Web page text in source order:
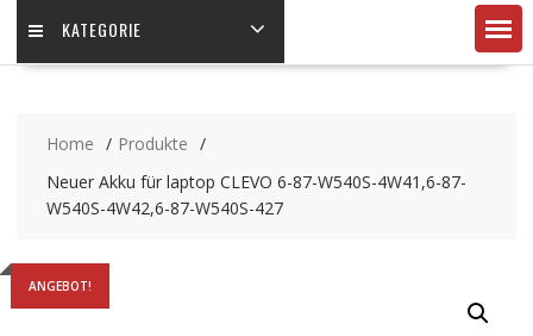
KATEGORIE
Home
Produkte
Neuer Akku für laptop CLEVO 6-87-W540S-4W41,6-87-
W540S-4W42,6-87-W540S-427
ANGEBOT!